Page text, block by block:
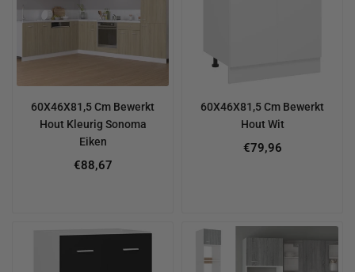
60X46X81,5 Cm Bewerkt
Hout Kleurig Sonoma
Eiken
€88,67
60X46X81,5 Cm Bewerkt
Hout Wit
€79,96